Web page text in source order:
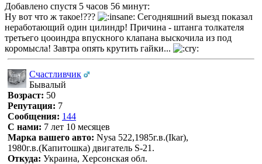
Добавлено спустя 5 часов 56 минут:
Ну вот что ж такое!???
Сегодняшний выезд показал
неработающий один цилиндр! Причина - штанга толкателя
третьего цооиндра впускного клапана выскочила из под
коромысла! Завтра опять крутить гайки...
Счастливчик
Бывалый
Возраст: 50
Репутация: 7
Сообщения: 144
С нами: 7 лет 10 месяцев
Марка вашего авто: Nysa 522,1985г.в.(Ikar),
1980г.в.(Капитошка) двигатель S-21.
Откуда: Украина, Херсонская обл.